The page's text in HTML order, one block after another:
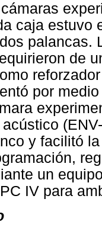
caja estuvo
palancas.
de
por
y facilitó
un
IV para